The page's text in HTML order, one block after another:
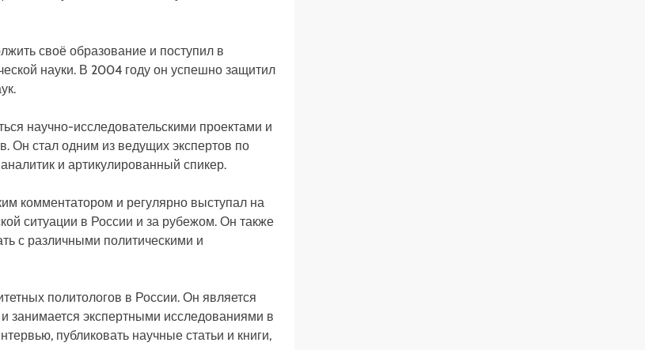
своё образование и поступил в
науки. В 2004 году он успешно защитил
научно-исследовательскими проектами и
Он стал одним из ведущих экспертов по
и артикулированный спикер.
комментатором и регулярно выступал на
ситуации в России и за рубежом. Он также
с различными политическими и
политологов в России. Он является
занимается экспертными исследованиями в
публиковать научные статьи и книги,